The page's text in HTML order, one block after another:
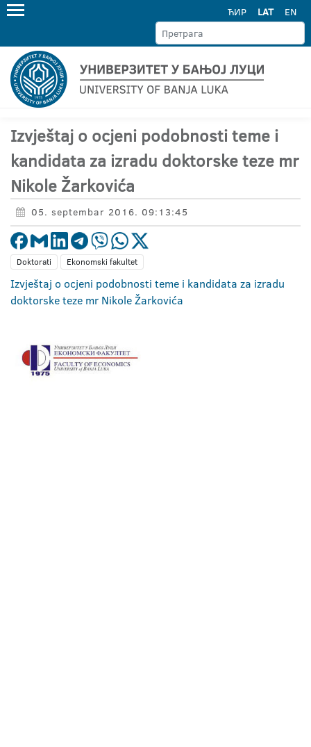
ЋИР LAT EN
Izvještaj o ocjeni podobnosti teme i
kandidata za izradu doktorske teze mr
Nikole Žarkovića
05. septembar 2016. 09:13:45
Doktorati Ekonomski fakultet
Izvještaj o ocjeni podobnosti teme i kandidata za izradu
doktorske teze mr Nikole Žarkovića